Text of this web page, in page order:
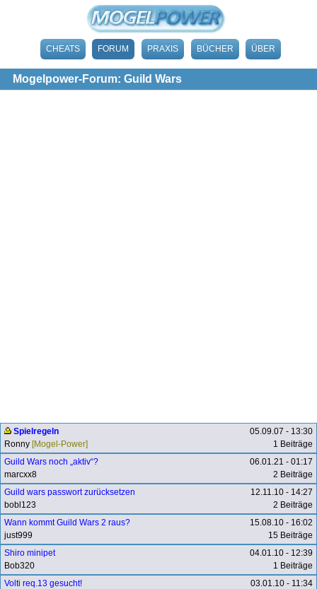
CHEATS FORUM PRAXIS BÜCHER ÜBER
Mogelpower-Forum: Guild Wars
Spielregeln
05.09.07 - 13:30
Ronny [Mogel-Power]
1 Beiträge
Guild Wars noch „aktiv“?
06.01.21 - 01:17
marcxx8
2 Beiträge
Guild wars passwort zurücksetzen
12.11.10 - 14:27
bobl123
2 Beiträge
Wann kommt Guild Wars 2 raus?
15.08.10 - 16:02
just999
15 Beiträge
Shiro minipet
04.01.10 - 12:39
Bob320
1 Beiträge
Volti req.13 gesucht!
03.01.10 - 11:34